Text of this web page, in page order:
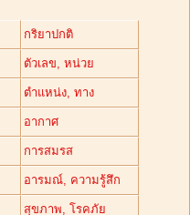
กริยาปกติ
ตัวเลข, หน่วย
ตำแหน่ง, ทาง
อากาศ
การสมรส
อารมณ์, ความรู้สึก
สุขภาพ, โรคภัย